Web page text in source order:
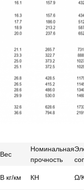
Вес
Номинальная
прочность
В кг/км КН Ω/